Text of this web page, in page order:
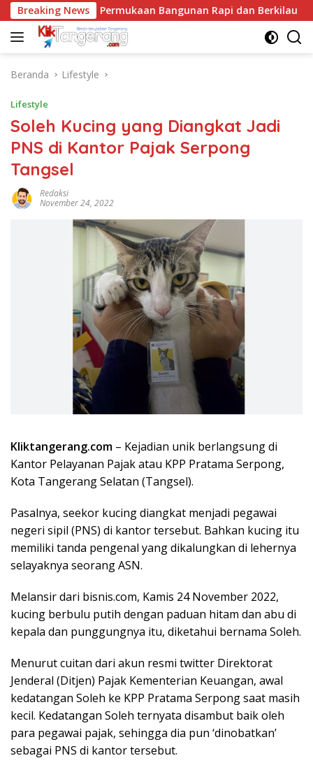
Langsung
ke
konten
Breaking News
Rahasia Permukaan Bangunan Rapi dan Berkilau
Beranda Lifestyle
Lifestyle
Soleh Kucing yang Diangkat Jadi
PNS di Kantor Pajak Serpong
Tangsel
Redaksi
November 24, 2022
Kliktangerang.com – Kejadian unik berlangsung di
Kantor Pelayanan Pajak atau KPP Pratama Serpong,
Kota Tangerang Selatan (Tangsel).
Pasalnya, seekor kucing diangkat menjadi pegawai
negeri sipil (PNS) di kantor tersebut. Bahkan kucing itu
memiliki tanda pengenal yang dikalungkan di lehernya
selayaknya seorang ASN.
Melansir dari bisnis.com, Kamis 24 November 2022,
kucing berbulu putih dengan paduan hitam dan abu di
kepala dan punggungnya itu, diketahui bernama Soleh.
Menurut cuitan dari akun resmi twitter Direktorat
Jenderal (Ditjen) Pajak Kementerian Keuangan, awal
kedatangan Soleh ke KPP Pratama Serpong saat masih
kecil. Kedatangan Soleh ternyata disambut baik oleh
para pegawai pajak, sehingga dia pun ‘dinobatkan’
sebagai PNS di kantor tersebut.